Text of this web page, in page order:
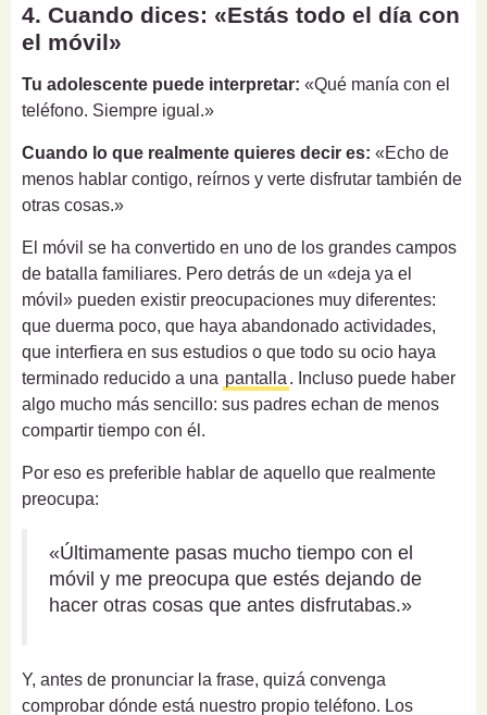
4. Cuando dices: «Estás todo el día con
el móvil»
Tu adolescente puede interpretar: «Qué manía con el
teléfono. Siempre igual.»
Cuando lo que realmente quieres decir es: «Echo de
menos hablar contigo, reírnos y verte disfrutar también de
otras cosas.»
El móvil se ha convertido en uno de los grandes campos
de batalla familiares. Pero detrás de un «deja ya el
móvil» pueden existir preocupaciones muy diferentes:
que duerma poco, que haya abandonado actividades,
que interfiera en sus estudios o que todo su ocio haya
terminado reducido a una pantalla . Incluso puede haber
algo mucho más sencillo: sus padres echan de menos
compartir tiempo con él.
Por eso es preferible hablar de aquello que realmente
preocupa:
«Últimamente pasas mucho tiempo con el
móvil y me preocupa que estés dejando de
hacer otras cosas que antes disfrutabas.»
Y, antes de pronunciar la frase, quizá convenga
comprobar dónde está nuestro propio teléfono. Los